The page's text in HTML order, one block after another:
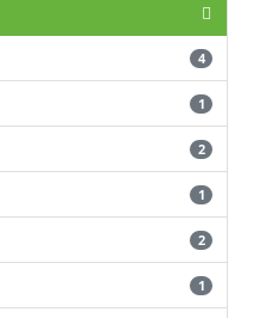
4
1
2
1
2
1